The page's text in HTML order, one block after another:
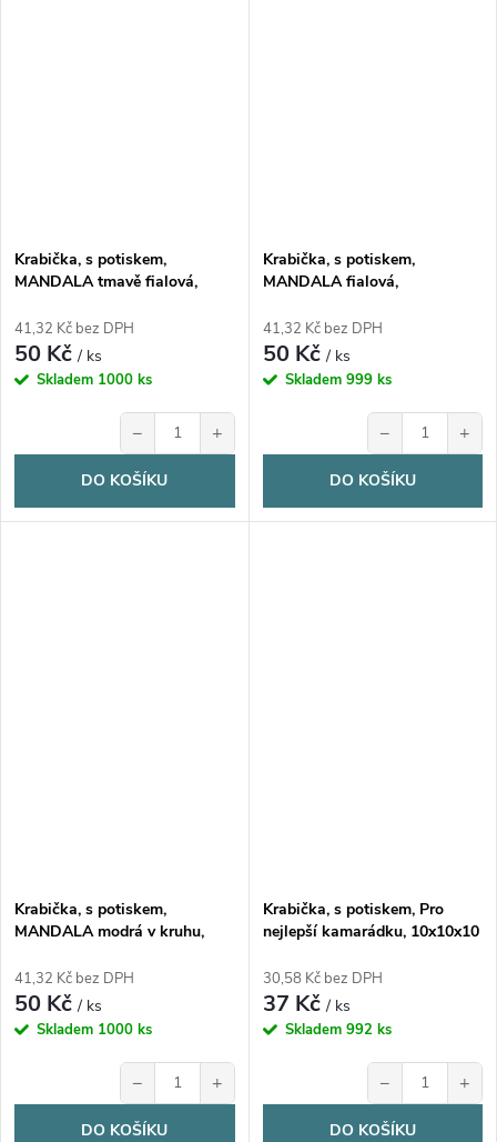
Krabička, s potiskem,
MANDALA tmavě fialová,
41,32 Kč bez DPH
50 Kč/ ks
Skladem 1000 ks
− +
DO KOŠÍKU
Krabička, s potiskem,
MANDALA fialová,
41,32 Kč bez DPH
50 Kč/ ks
Skladem 999 ks
− +
DO KOŠÍKU
Krabička, s potiskem,
MANDALA modrá v kruhu,
41,32 Kč bez DPH
50 Kč/ ks
Skladem 1000 ks
− +
DO KOŠÍKU
Krabička, s potiskem, Pro
nejlepší kamarádku, 10x10x10
30,58 Kč bez DPH
37 Kč/ ks
Skladem 992 ks
− +
DO KOŠÍKU